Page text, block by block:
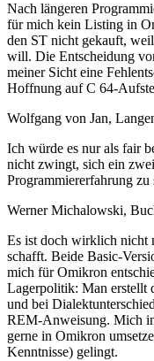
Nach längeren
für mich kein Listing in
den ST nicht gekauft,
will. Die Entscheidung
meiner Sicht eine
Hoffnung auf C 64-
Wolfgang von Jan,
Ich würde es nur als fair
nicht zwingt, sich ein
Programmiererfahrung zu
Werner Michalowski,
Es ist doch wirklich nicht
schafft. Beide Basic-
mich für Omikron
Lagerpolitik: Man erstellt
und bei
REM-Anweisung. Mich
gerne in Omikron
Kenntnisse) gelingt.